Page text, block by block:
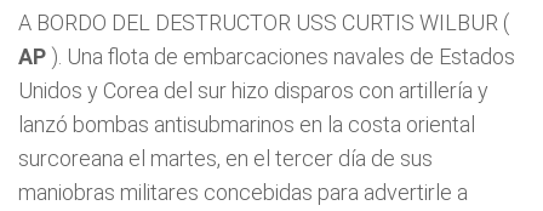
A BORDO DEL DESTRUCTOR USS CURTIS WILBUR (
AP ). Una flota de embarcaciones navales de Estados
Unidos y Corea del sur hizo disparos con artillería y
lanzó bombas antisubmarinos en la costa oriental
surcoreana el martes, en el tercer día de sus
maniobras militares concebidas para advertirle a